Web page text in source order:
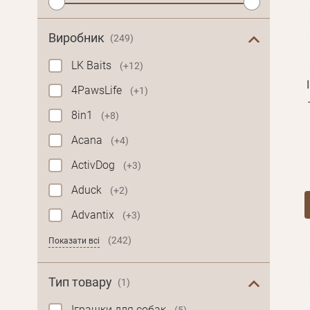
Виробник (249)
LK Baits (+12)
4PawsLife (+1)
8in1 (+8)
Acana (+4)
ActivDog (+3)
Aduck (+2)
Advantix (+3)
Показати всі (242)
Тип товару (1)
Особисті дані
Прізвище*
Вам